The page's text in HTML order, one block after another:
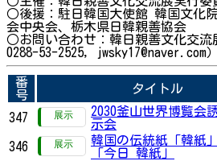
○後援：駐日韓国大使館 韓国文化
会中央会、栃木県日韓親善協会
○お問い合わせ：韓日親善文化交流
0288-53-2525, jwsky17@naver.com）
番
号
タイトル
347
2030釜山世界博覧会
示会
346
韓国の伝統紙「韓紙
「今日 韓紙」